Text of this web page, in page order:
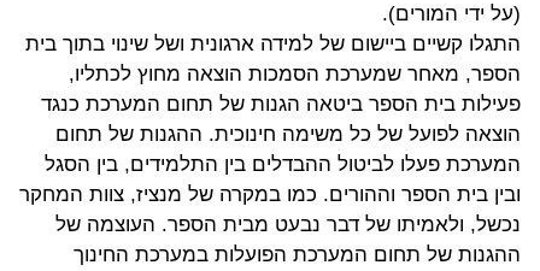
(על ידי המורים).
התגלו קשיים ביישום של למידה ארגונית ושל שינוי בתוך בית
הספר, מאחר שמערכת הסמכות הוצאה מחוץ לכתליו,
פעילות בית הספר ביטאה הגנות של תחום המערכת כנגד
הוצאה לפועל של כל משימה חינוכית. ההגנות של תחום
המערכת פעלו לביטול ההבדלים בין התלמידים, בין הסגל
ובין בית הספר וההורים. כמו במקרה של מנציז, צוות המחקר
נכשל, ולאמיתו של דבר נבעט מבית הספר. העוצמה של
ההגנות של תחום המערכת הפועלות במערכת החינוך